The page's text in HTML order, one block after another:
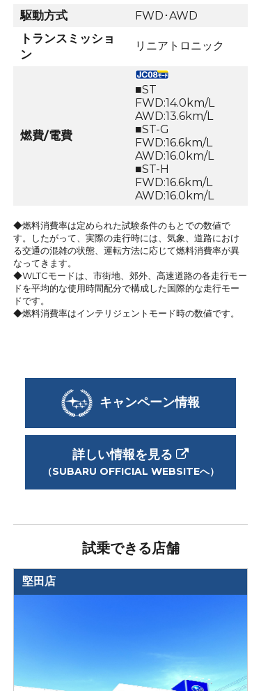
駆動方式 FWD･AWD
トランスミッショ
ン
リニアトロニック
燃費/電費
■ST
FWD:14.0km/L
AWD:13.6km/L
■ST-G
FWD:16.6km/L
AWD:16.0km/L
■ST-H
FWD:16.6km/L
AWD:16.0km/L
◆燃料消費率は定められた試験条件のもとでの数値で
す。したがって、実際の走行時には、気象、道路におけ
る交通の混雑の状態、運転方法に応じて燃料消費率が異
なってきます。
◆WLTCモードは、市街地、郊外、高速道路の各走行モー
ドを平均的な使用時間配分で構成した国際的な走行モー
ドです。
◆燃料消費率はインテリジェントモード時の数値です。
キャンペーン情報
詳しい情報を見る
（SUBARU OFFICIAL WEBSITEへ）
試乗できる店舗
堅田店